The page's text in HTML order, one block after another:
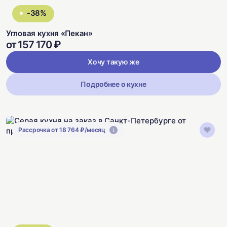
-38%
Угловая кухня «Пекан»
от 157 170 ₽
Хочу такую же
Подробнее о кухне
Рассрочка от 18 764 ₽/месяц